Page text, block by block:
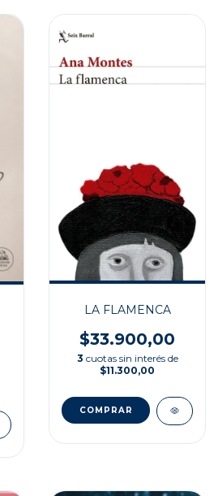
LA FLAMENCA
$33.900,00
3 cuotas sin interés de
$11.300,00